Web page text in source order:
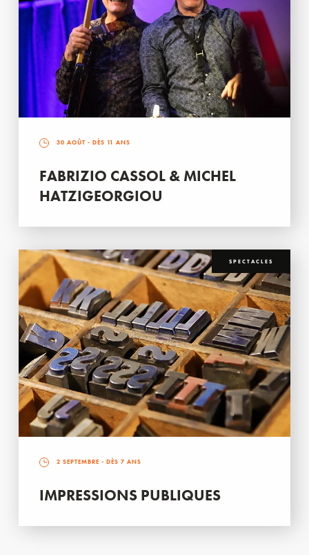
30 AOÛT - DÈS 11 ANS
FABRIZIO CASSOL & MICHEL
HATZIGEORGIOU
SPECTACLES
2 SEPTEMBRE - DÈS 7 ANS
IMPRESSIONS PUBLIQUES